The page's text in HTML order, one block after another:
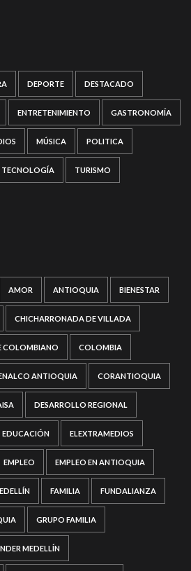
DEPORTE DESTACADO
ENTRETENIMIENTO GASTRONOMÍA
MÚSICA POLITICA
TECNOLOGÍA TURISMO
AMOR ANTIOQUIA BIENESTAR
CHICHARRONADA DE VILLADA
COLOMBIANO COLOMBIA
ANTIOQUIA CORANTIOQUIA
DESARROLLO REGIONAL
EDUCACIÓN ELEXTRAMEDIOS
EMPLEO EMPLEO EN ANTIOQUIA
FAMILIA FUNDALIANZA
GRUPO FAMILIA
MEDELLÍN